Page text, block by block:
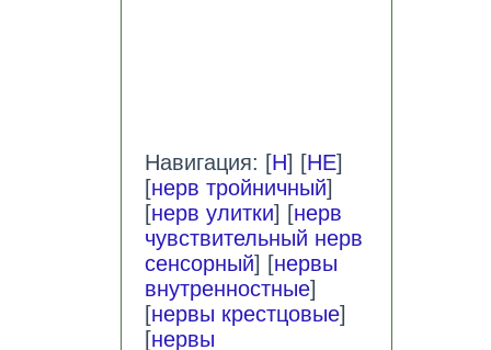
Навигация: [Н] [НЕ]
[нерв тройничный]
[нерв улитки] [нерв
чувствительный нерв
сенсорный] [нервы
внутренностные]
[нервы крестцовые]
[нервы